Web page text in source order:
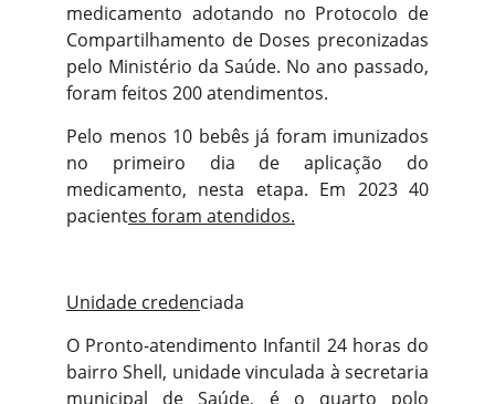
medicamento adotando no Protocolo de
Compartilhamento de Doses preconizadas
pelo Ministério da Saúde. No ano passado,
foram feitos 200 atendimentos.
Pelo menos 10 bebês já foram imunizados
no primeiro dia de aplicação do
medicamento, nesta etapa. Em 2023 40
pacientes foram atendidos.
Unidade credenciada
O Pronto-atendimento Infantil 24 horas do
bairro Shell, unidade vinculada à secretaria
municipal de Saúde, é o quarto polo